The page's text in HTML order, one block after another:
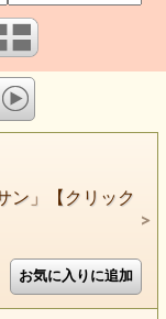
ン」【クリック